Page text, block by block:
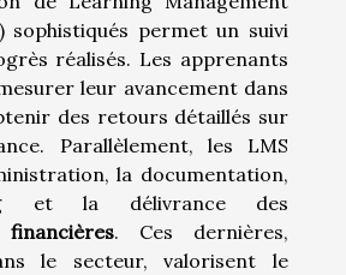
sophistiqués permet un suivi
réalisés. Les apprenants
leur avancement dans
des retours détaillés sur
Parallèlement, les LMS
la documentation,
et la délivrance des
. Ces dernières,
le secteur, valorisent le